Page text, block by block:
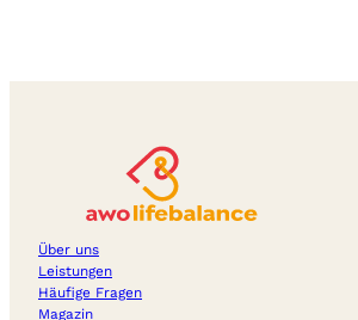
Über uns
Leistungen
Häufige Fragen
Magazin